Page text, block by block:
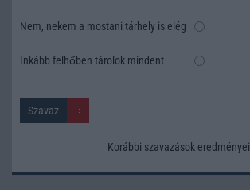
Nem, nekem a mostani tárhely is elég
Inkább felhőben tárolok mindent
Korábbi szavazások eredményei